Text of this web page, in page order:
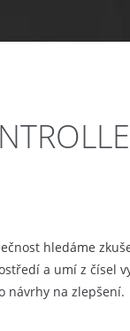
hledáme
a umí z čísel
návrhy na zlepšení.